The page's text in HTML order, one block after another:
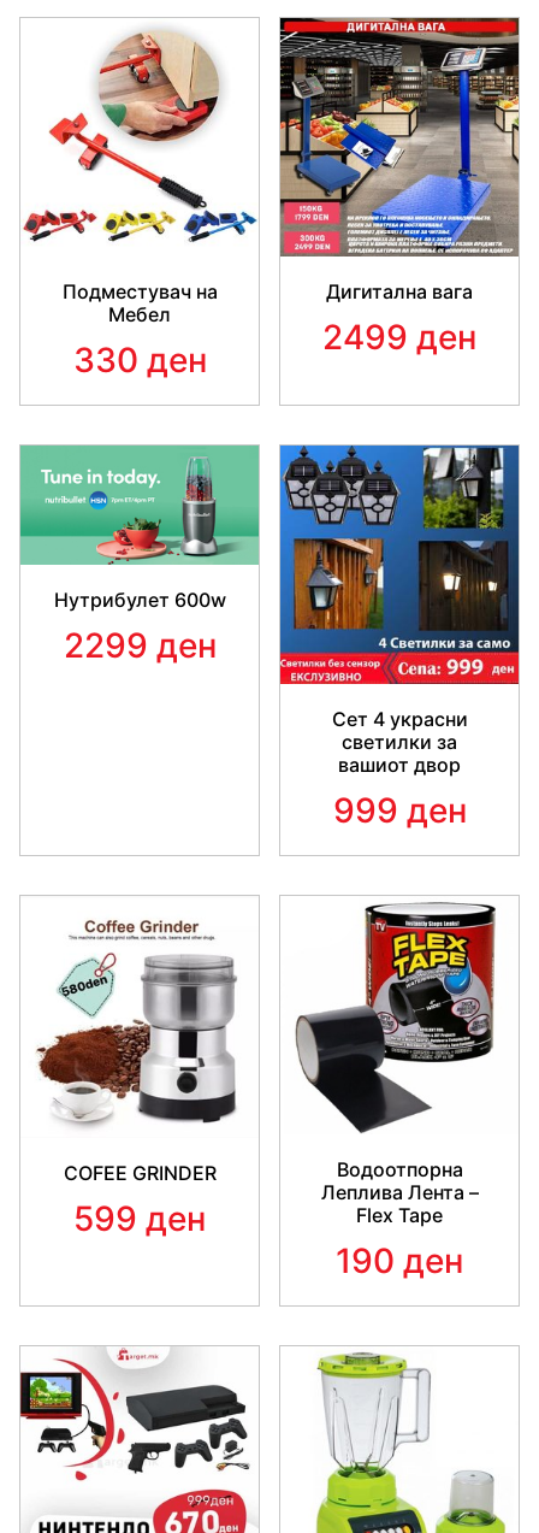
Подместувач на
Мебел
330 ден
Дигитална вага
2499 ден
Нутрибулет 600w
2299 ден
Сет 4 украсни
светилки за
вашиот двор
999 ден
COFEE GRINDER
599 ден
Водоотпорна
Леплива Лента –
Flex Tape
190 ден